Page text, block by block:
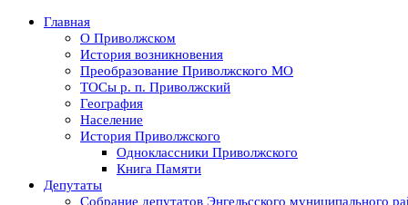
Главная
О Приволжском
История возникновения
Преобразование Приволжского МО
ТОСы р. п. Приволжский
География
Население
История Приволжского
Одноклассники Приволжского
Книга Памяти
Депутаты
Собрание депутатов Энгельсского муниципального